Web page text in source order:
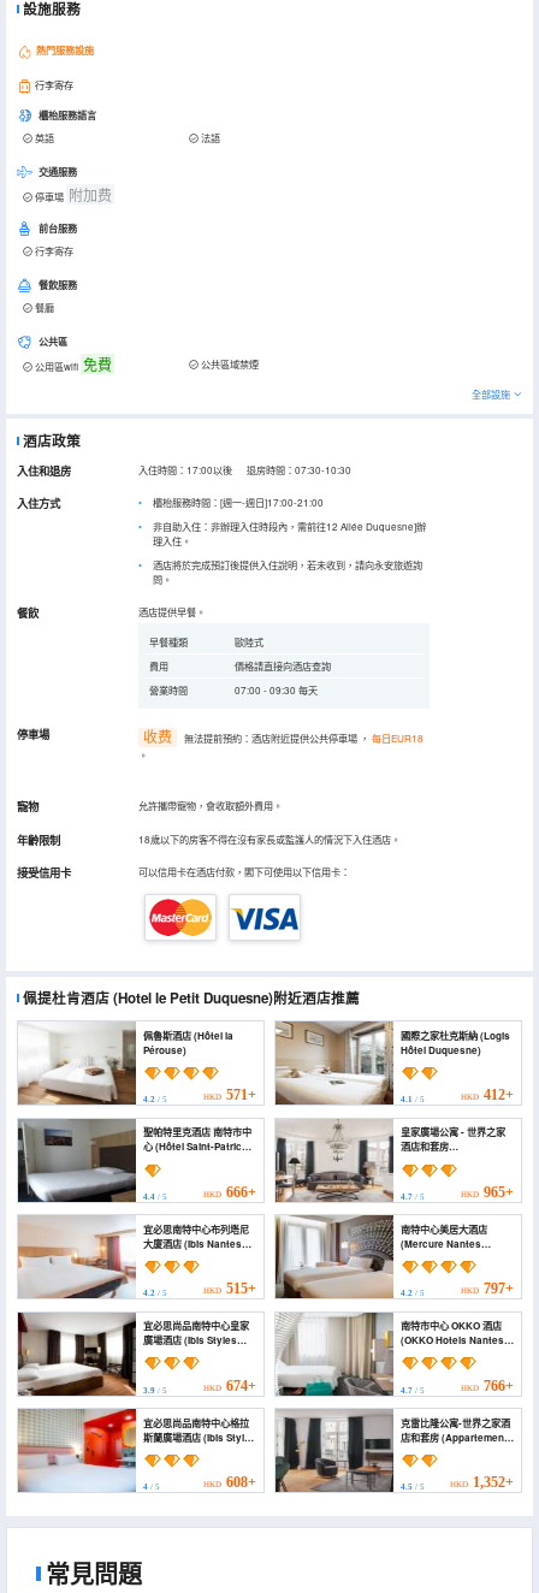
設施服務
熱門服務設施
行李寄存
櫃枱服務語言
英語 法語
交通服務
停車場 附加费
前台服務
行李寄存
餐飲服務
餐廳
公共區
公用區wifi 免費 公共區域禁煙
全部設施
酒店政策
入住和退房 入住時間：17:00以後 退房時間：07:30-10:30
入住方式
櫃枱服務時間：[週一-週日]17:00-21:00
非自助入住：非辦理入住時段內，需前往12 Allée Duquesne]辦
理入住。
酒店將於完成預訂後提供入住說明，若未收到，請向永安旅遊詢
問。
餐飲 酒店提供早餐。
早餐種類
歐陸式
費用
價格請直接向酒店查詢
營業時間
07:00 - 09:30 每天
停車場 收费 無法提前預約：酒店附近提供公共停車場 ， 每日EUR18
。
寵物 允許攜帶寵物，會收取額外費用。
年齡限制 18歲以下的房客不得在沒有家長或監護人的情況下入住酒店。
接受信用卡 可以信用卡在酒店付款，閣下可使用以下信用卡：
佩提杜肯酒店(Hotel le Petit Duquesne)附近酒店推薦
佩魯斯酒店 (Hôtel la
Pérouse)
4.2 / 5 HKD 571+
國際之家杜克斯納 (Logis
Hôtel Duquesne)
4.1/ 5 HKD 412+
聖帕特里克酒店 南特市中
心 (Hôtel Saint-Patrick
4.4 / 5 HKD 666+
皇家廣場公寓 - 世界之家
酒店和套房
Royale - Maisons du
Monde Hôtel & Suites)
4.7/ 5 HKD 965+
宜必思南特中心布列塔尼
大廈酒店 (Ibis Nantes
Centre Tour Bretagne)
4.2 / 5 HKD 515+
南特中心美居大酒店
(Mercure Nantes
Centre - Grand Hôtel)
4.2/ 5 HKD 797+
宜必思尚品南特中心皇家
廣場酒店 (Ibis Styles
Nantes Centre Place
Royale)
3.9 / 5 HKD 674+
南特市中心 OKKO 酒店
(OKKO Hotels Nantes
Centre Ville)
4.7/ 5 HKD 766+
宜必思尚品南特中心格拉
斯蘭廣場酒店 (Ibis Styles
Nantes Centre Place
Graslin)
4 / 5 HKD 608+
克雷比隆公寓-世界之家酒
店和套房 (Appartements
Crébillon - Maisons du
Monde Hôtel & Suites)
4.5/ 5 HKD 1,352+
常見問題